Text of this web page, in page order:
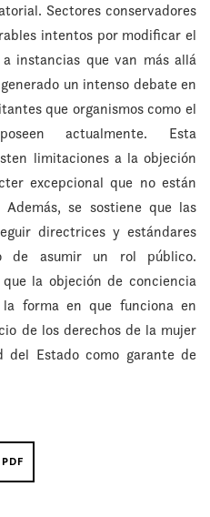
Sectores conservadores
intentos por modificar el
instancias que van más allá
un intenso debate en
que organismos como el
actualmente. Esta
limitaciones a la objeción
excepcional que no están
se sostiene que las
directrices y estándares
de asumir un rol público.
la objeción de conciencia
forma en que funciona en
de los derechos de la mujer
del Estado como garante de